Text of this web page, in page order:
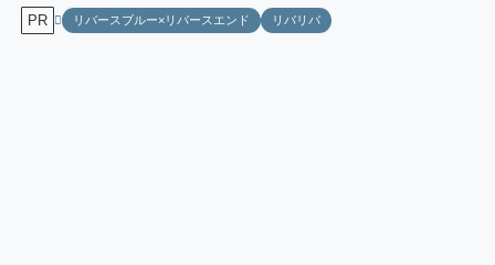
PR リバースブルー×リバースエンド リバリバ